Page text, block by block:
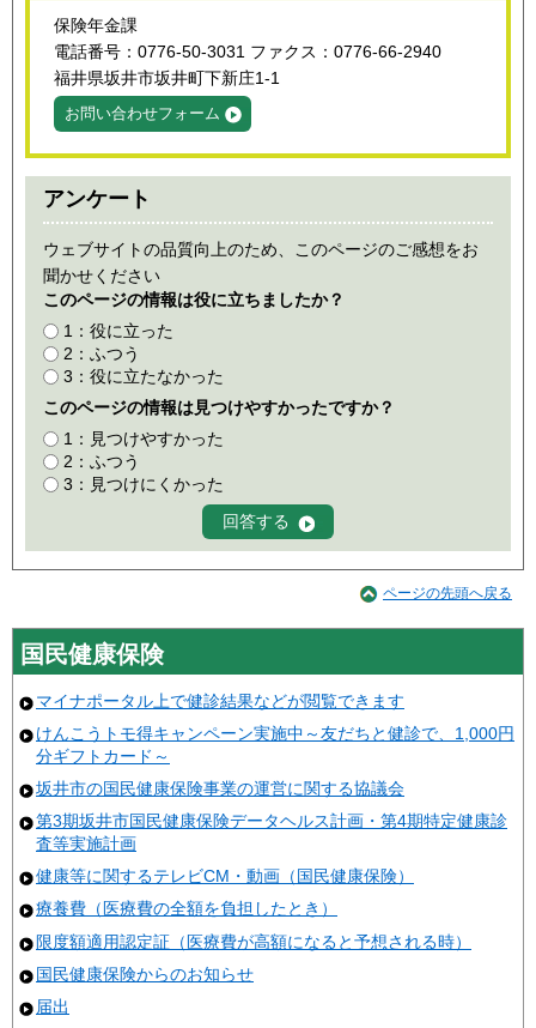
保険年金課
電話番号：0776-50-3031 ファクス：0776-66-2940
福井県坂井市坂井町下新庄1-1
お問い合わせフォーム
アンケート
ウェブサイトの品質向上のため、このページのご感想をお
聞かせください
このページの情報は役に立ちましたか？
1：役に立った
2：ふつう
3：役に立たなかった
このページの情報は見つけやすかったですか？
1：見つけやすかった
2：ふつう
3：見つけにくかった
ページの先頭へ戻る
国民健康保険
マイナポータル上で健診結果などが閲覧できます
けんこうトモ得キャンペーン実施中～友だちと健診で、1,000円
分ギフトカード～
坂井市の国民健康保険事業の運営に関する協議会
第3期坂井市国民健康保険データヘルス計画・第4期特定健康診
査等実施計画
健康等に関するテレビCM・動画（国民健康保険）
療養費（医療費の全額を負担したとき）
限度額適用認定証（医療費が高額になると予想される時）
国民健康保険からのお知らせ
届出